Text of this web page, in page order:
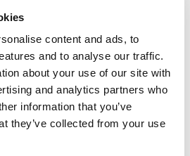
content and ads, to
and to analyse our traffic.
about your use of our site with
and analytics partners who
information that you’ve
they’ve collected from your use
FEJLFINDING PÅ EN NY
hvis DEXOS uventet
blinker rødt og